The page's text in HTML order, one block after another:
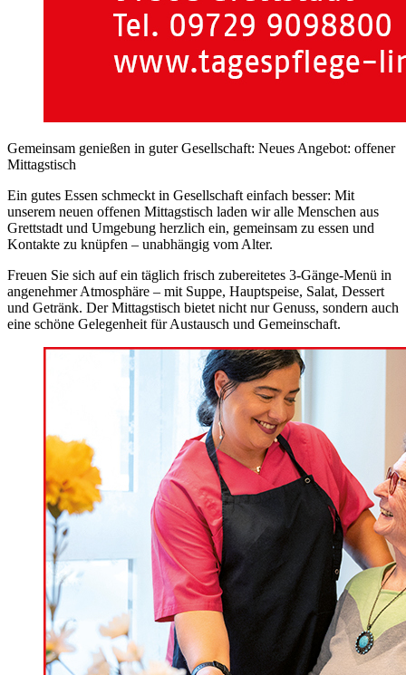
Gemeinsam genießen in guter Gesellschaft: Neues Angebot: offener
Mittagstisch
Ein gutes Essen schmeckt in Gesellschaft einfach besser: Mit
unserem neuen offenen Mittagstisch laden wir alle Menschen aus
Grettstadt und Umgebung herzlich ein, gemeinsam zu essen und
Kontakte zu knüpfen – unabhängig vom Alter.
Freuen Sie sich auf ein täglich frisch zubereitetes 3-Gänge-Menü in
angenehmer Atmosphäre – mit Suppe, Hauptspeise, Salat, Dessert
und Getränk. Der Mittagstisch bietet nicht nur Genuss, sondern auch
eine schöne Gelegenheit für Austausch und Gemeinschaft.